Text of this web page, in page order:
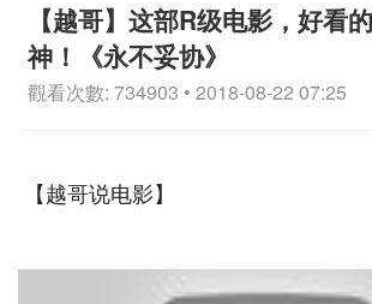
【越哥】这部R级电影，好看
神！《永不妥协》
觀看次數: 734903 • 2018-08-22 07:25
【越哥说电影】